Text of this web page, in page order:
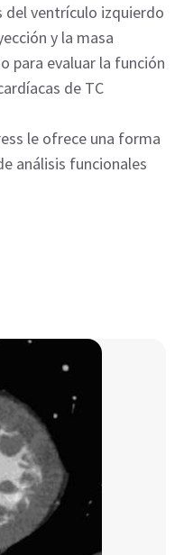
del ventrículo izquierdo
y la masa
para evaluar la función
de TC
le ofrece una forma
análisis funcionales